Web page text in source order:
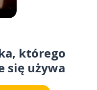
którego
się używa